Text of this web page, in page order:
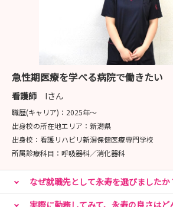
https://nurse.mynavi.jp/student/
094/seminars/detail/
◆==◆◆==◆◆==◆==2027・2028卒対
==◆==◆◆==◆◆==◆
【開催形式】 対面
【予約フォーム】
https://nurse.mynavi.jp/student/
094/seminars/detail/
急性期医療を学べる病院で働きたい
看護師 Iさん
職歴(キャリア)： 2025年〜
出身校の所在地エリア： 新潟県
出身校： 看護リハビリ新潟保健医療専門学校
所属診療科目： 呼吸器科／消化器科
なぜ就職先として永寿を選びましたか